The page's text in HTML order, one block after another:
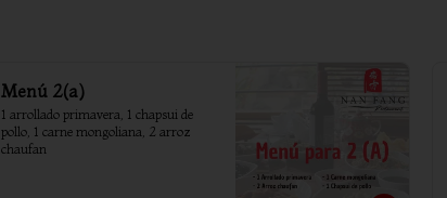
Menú 2(a)
1 arrollado primavera, 1 chapsui de
pollo, 1 carne mongoliana, 2 arroz
chaufan